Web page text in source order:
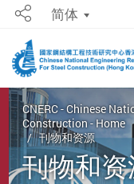
Share简体
Start main content
CNERC - Chinese
Construction - Home
刊物和资源
刊物和